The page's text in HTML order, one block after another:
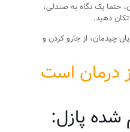
حتما یک نگاه به صندلی،
تکان دهید.
چیدمان، از جارو کردن و
درمان است
پازل: